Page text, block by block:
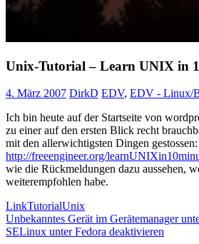
Unix-Tutorial – Learn UNIX in
4. März 2007 DirkD EDV, EDV - Linux/
Ich bin heute auf der Startseite von
zu einer auf den ersten Blick recht
mit den allerwichtigsten Dingen gestossen:
http://freeengineer.org/
wie die Rückmeldungen dazu aussehen,
weiterempfohlen habe.
LinkTutorialUnix
Beitragsnavigation
Vorheriger
Beitrag:
Unbekanntes Gerät im Gerätemanager
Nächster
SELinux unter Fedora deaktivieren